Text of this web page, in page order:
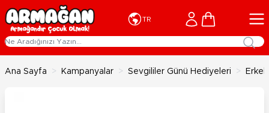
İçeriğe geç
TR Cart
Ana Sayfa > Kampanyalar > Sevgililer Günü Hediyeleri >